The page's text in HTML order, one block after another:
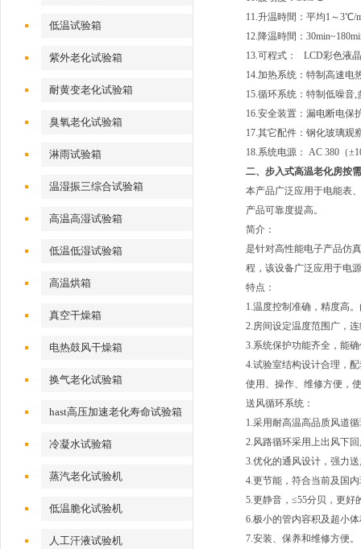
低温试验箱
紫外老化试验箱
耐黄变老化试验箱
臭氧老化试验箱
淋雨试验箱
温湿振三综合试验箱
高温高湿试验箱
低温低湿试验箱
高温烘箱
真空干燥箱
电热鼓风干燥箱
换气老化试验箱
hast高压加速老化寿命试验箱
冷凝水试验箱
蒸汽老化试验机
低温脆化试验机
人工汗液试验机
11.升温時間：平均1～3℃/
12.降温時間：
13.可程式： LCD彩色液
14.加热系统：特制高速电
15.循环系统：特制低噪音
16.安全装置：漏电断电保
17.其它配件：钢化玻璃观
18.系统电源： AC 380（
二、 步入式高温老化房按
本产品广泛应用于电能表
产品可靠度提高。
简介：
是针对高性能电子产品仿
程，该设备广泛应用于电
特点：
1.温度控制准确，精度高
2.房间设定温度范围广，
3.系统保护功能齐全，能
4.试验室结构设计合理，
使用、操作、维修方便，
送风循环系统：
1.采用耐高温高品质风道
2.风路循环采用上出风下
3.优化的通风设计，强力
4.更节能，符合当前及国
5.更静音，≤55分贝，更好
6.极小的管内容积及超小
7.安装、保养和维修方便。